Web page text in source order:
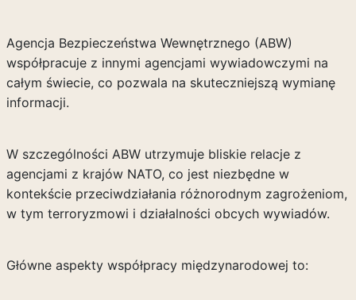
Agencja Bezpieczeństwa Wewnętrznego (ABW)
współpracuje z innymi agencjami wywiadowczymi na
całym świecie, co pozwala na skuteczniejszą wymianę
informacji.
W szczególności ABW utrzymuje bliskie relacje z
agencjami z krajów NATO, co jest niezbędne w
kontekście przeciwdziałania różnorodnym zagrożeniom,
w tym terroryzmowi i działalności obcych wywiadów.
Główne aspekty współpracy międzynarodowej to: